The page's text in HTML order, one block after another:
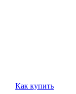
Как купить